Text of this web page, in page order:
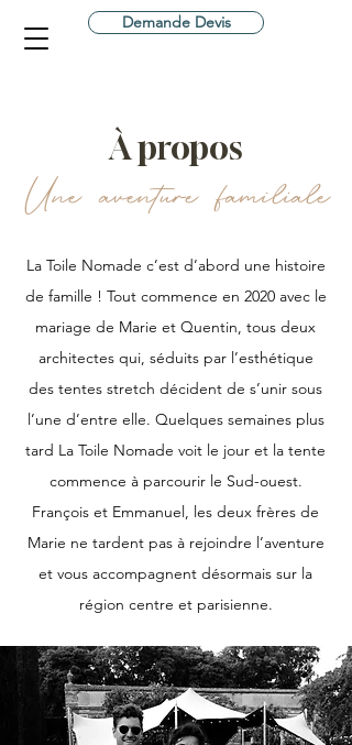
Demande Devis
À propos
Une aventurefamiliale
La Toile Nomade c’est d’abord une histoire
de famille ! Tout commence en 2020 avec le
mariage de Marie et Quentin, tous deux
architectes qui, séduits par l’esthétique
des tentes stretch décident de s’unir sous
l’une d’entre elle. Quelques semaines plus
tard La Toile Nomade voit le jour et la tente
commence à parcourir le Sud-ouest.
François et Emmanuel, les deux frères de
Marie ne tardent pas à rejoindre l’aventure
et vous accompagnent désormais sur la
région centre et parisienne.